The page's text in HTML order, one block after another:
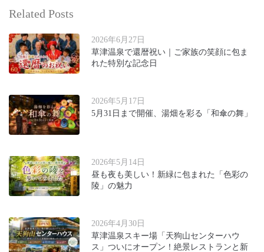
Related Posts
2026年6月27日
草津温泉で還暦祝い｜ご家族の笑顔に包ま
れた特別な記念日
2026年5月17日
5月31日まで開催、湯畑を彩る「和傘の舞」
2026年5月14日
昼も夜も美しい！新緑に包まれた「色彩の
陵」の魅力
2026年4月30日
草津温泉スキー場「天狗山センターハウ
ス」ついにオープン！絶景レストランと新